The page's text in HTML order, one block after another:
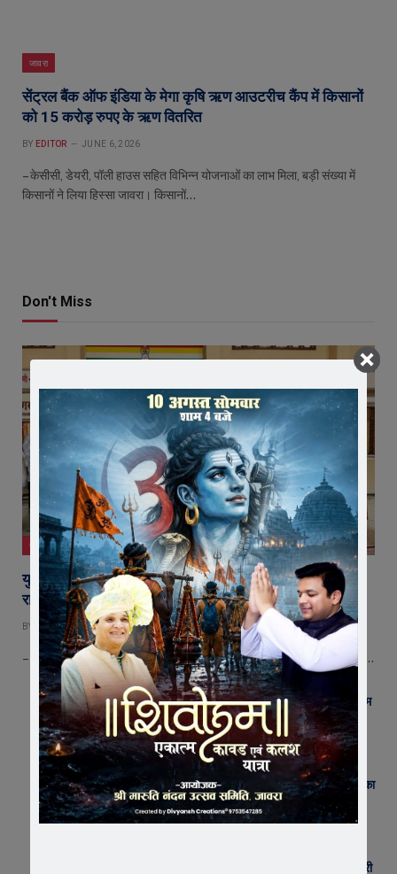
जावरा
सेंट्रल बैंक ऑफ इंडिया के मेगा कृषि ऋण आउटरीच कैंप में किसानों
को 15 करोड़ रुपए के ऋण वितरित
BY EDITOR JUNE 6, 2026
– केसीसी, डेयरी, पॉली हाउस सहित विभिन्न योजनाओं का लाभ मिला, बड़ी संख्या में
किसानों ने लिया हिस्सा जावरा। किसानों…
Don't Miss
जावरा
युवा शक्ति में विश्व बदलने की क्षमता, बस ऊर्जा को सही दिशा मिले :
राष्ट्रसंत कमल मुनि
BY EDITOR AUGUST 8, 2026
– राष्ट्रसंत कमल मुनि का युवाओं को संदेश—ऊर्जा को सही दिशा मिले तो युवा बदल…
जावरा में बनेगा आस्था का नया केंद्र! आनंदी हनुमान मुक्तिधाम
में स्थापित होगी भव्य महादेव प्रतिमा
AUGUST 8, 2026
जावरा सिविल हॉस्पिटल में कमाल! 70 वर्षीय महिला के कूल्हे का
सफल ऑपरेशन, आयुष्मान से इलाज हुआ नि:शुल्क
जावरा में आधी रात जुए के अड्डे पर पुलिस का छापा, 9 जुआरी